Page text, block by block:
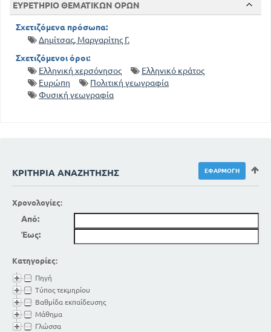
ΕΥΡΕΤΗΡΙΟ ΘΕΜΑΤΙΚΩΝ ΟΡΩΝ
Σχετιζόμενα πρόσωπα:
Δημίτσας, Μαργαρίτης Γ.
Σχετιζόμενοι όροι:
Ελληνική χερσόνησος
Ελληνικό κράτος
Ευρώπη
Πολιτική γεωγραφία
Φυσική γεωγραφία
ΚΡΙΤΉΡΙΑ ΑΝΑΖΉΤΗΣΗΣ
Χρονολογίες:
Από:
Έως:
Κατηγορίες:
Πηγή
Τύπος τεκμηρίου
Βαθμίδα εκπαίδευσης
Μάθημα
Γλώσσα